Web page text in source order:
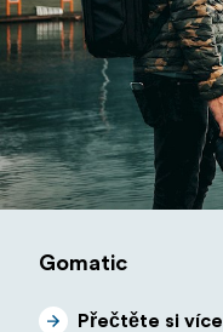
Gomatic
Přečtěte si více